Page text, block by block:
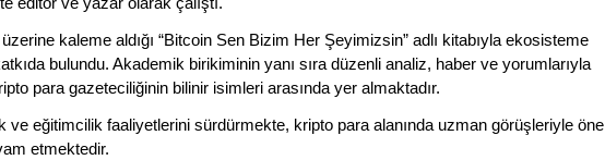
kaleme aldığı “Bitcoin Sen Bizim Her Şeyimizsin” adlı kitabıyla ekosisteme
bulundu. Akademik birikiminin yanı sıra düzenli analiz, haber ve yorumlarıyla
para gazeteciliğinin bilinir isimleri arasında yer almaktadır.
ve eğitimcilik faaliyetlerini sürdürmekte, kripto para alanında uzman görüşleriyle öne
etmektedir.